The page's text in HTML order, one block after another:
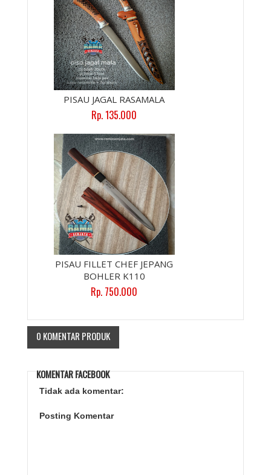
PISAU JAGAL RASAMALA
Rp. 135.000
PISAU FILLET CHEF JEPANG
BOHLER K110
Rp. 750.000
0 KOMENTAR PRODUK
KOMENTAR FACEBOOK
Tidak ada komentar:
Posting Komentar